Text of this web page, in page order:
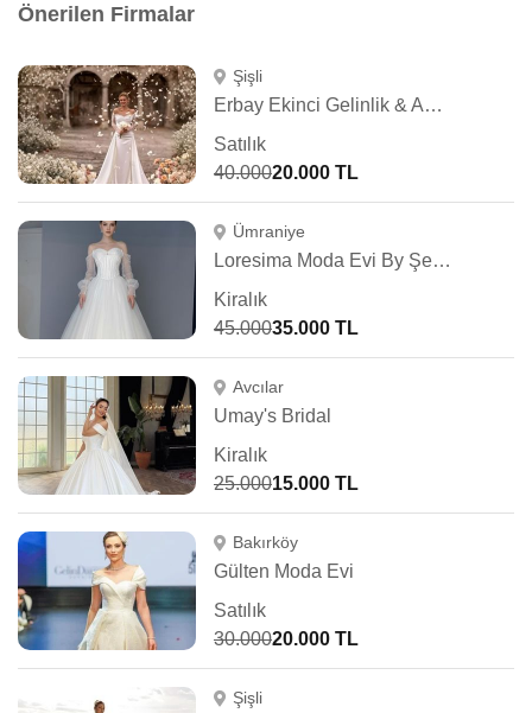
Önerilen Firmalar
Şişli
Erbay Ekinci Gelinlik & Abiye
Satılık
40.00020.000 TL
Ümraniye
Loresima Moda Evi By Şennur Kosif
Kiralık
45.00035.000 TL
Avcılar
Umay's Bridal
Kiralık
25.00015.000 TL
Bakırköy
Gülten Moda Evi
Satılık
30.00020.000 TL
Şişli